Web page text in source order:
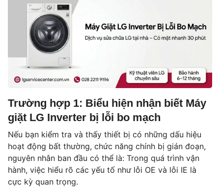
Trường hợp 1: Biểu hiện nhận biết Máy
giặt LG Inverter bị lỗi bo mạch
Nếu bạn kiểm tra và thấy thiết bị có những dấu hiệu
hoạt động bất thường, chức năng chính bị gián đoạn,
nguyên nhân ban đầu có thể là: Trong quá trình vận
hành, việc hiểu rõ các yếu tố như lỗi OE và lỗi IE là
cực kỳ quan trọng.